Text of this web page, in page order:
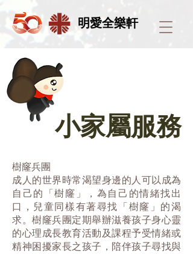
明愛全樂軒
小家屬服務
樹窿兵團
成人的世界時常渴望身邊的人可以成為
自己的「樹窿」，為自己的情緒找出
口，兒童同樣有著尋找「樹窿」的渴
求。樹窿兵團定期舉辦滋養孩子身心靈
的心理成長教育活動及課程予受情緒或
精神困擾家長之孩子，陪伴孩子尋找與